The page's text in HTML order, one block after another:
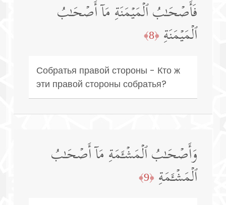
فَأَصۡحَـٰبُ ٱلۡمَیۡمَنَةِ مَاۤ أَصۡحَـٰبُ
ٱلۡمَیۡمَنَةِ ﴿8﴾
Собратья правой стороны - Кто ж
эти правой стороны собратья?
وَأَصۡحَـٰبُ ٱلۡمَشۡـَٔمَةِ مَاۤ أَصۡحَـٰبُ
ٱلۡمَشۡـَٔمَةِ ﴿9﴾